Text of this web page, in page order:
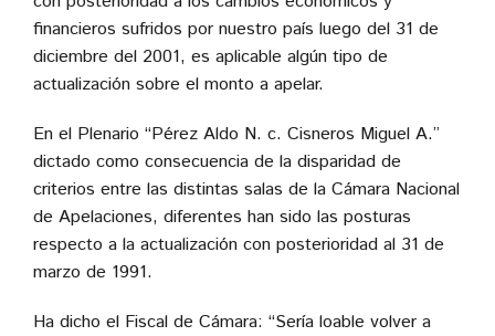
financieros sufridos por nuestro país luego del 31 de
diciembre del 2001, es aplicable algún tipo de
actualización sobre el monto a apelar.
En el Plenario “Pérez Aldo N. c. Cisneros Miguel A.”
dictado como consecuencia de la disparidad de
criterios entre las distintas salas de la Cámara Nacional
de Apelaciones, diferentes han sido las posturas
respecto a la actualización con posterioridad al 31 de
marzo de 1991.
Ha dicho el Fiscal de Cámara: “Sería loable volver a